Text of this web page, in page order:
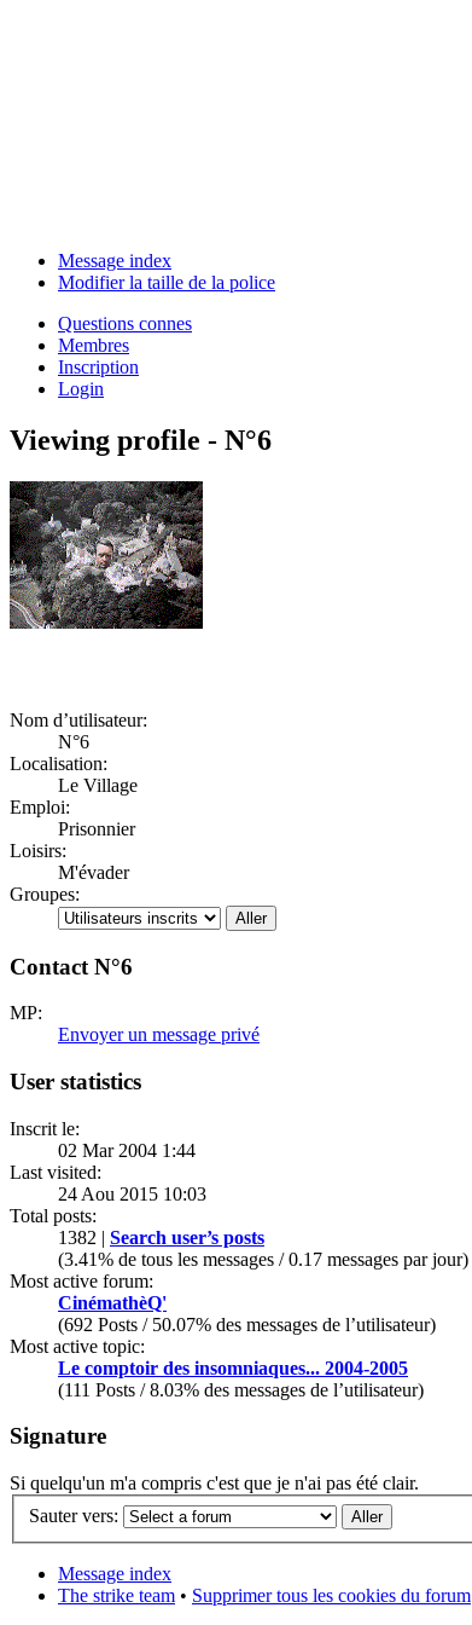
Message index
Modifier la taille de la police
Questions connes
Membres
Inscription
Login
Viewing profile - N°6
Nom d’utilisateur:
N°6
Localisation:
Le Village
Emploi:
Prisonnier
Loisirs:
M'évader
Groupes:
Contact N°6
MP:
Envoyer un message privé
User statistics
Inscrit le:
02 Mar 2004 1:44
Last visited:
24 Aou 2015 10:03
Total posts:
1382 | Search user’s posts
(3.41% de tous les messages / 0.17 messages par jour)
Most active forum:
CinémathèQ'
(692 Posts / 50.07% des messages de l’utilisateur)
Most active topic:
Le comptoir des insomniaques... 2004-2005
(111 Posts / 8.03% des messages de l’utilisateur)
Signature
Si quelqu'un m'a compris c'est que je n'ai pas été clair.
Sauter vers:
Message index
The strike team • Supprimer tous les cookies du forum